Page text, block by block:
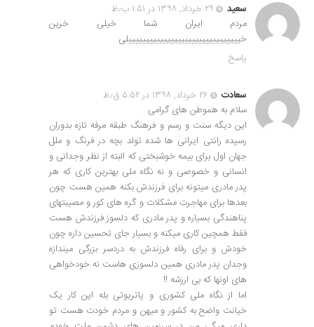
سعید
۲۹ خرداد, ۱۳۹۸ در ۱:۵۱ ب٫ظ
مردم ایران شما خیلی خرین
خییییییییییییییییییییییییییییییییلی
پاسخ
سعادت
۲۶ خرداد, ۱۳۹۸ در ۵:۵۲ ق٫ظ
سلام به هموطن های گرامی
این دیگه سنت و رسم و فرهنگ طبقه مرفه تازه بدوران
رسیده رانتی ایرانی ها شده تولد بچه در فرنگ و ملل
جهان اول برای بیمه خوشبختی که البته از نظر وجدانی و
انسانی و خصوصی و نه نگاه ملی بهترین کاری که هر
پدر مادری میتونه برای فرزندش بکنه همین هست چون
بعدها برای مهاجرت مشکلات و گره های کور و مصیبتهای
پناهندگی بسیاره و پدر مادری که دلسوز فرزندش هست
فقط همچین کاری میکنه و بسیار جای تحسین داره چون
خودش و برای رفاه فرزندش به دردسر بزرگی میندازه
وجدان پدر مادری همین دلسوزی هاست نه خودخواهی
های اونها که بی ارزشه !!
اما از نگاه ملی کشوری و پاتریوتی بله این کار یک
خیانت واضح به کشور و میهن و مردم خودت هست تو